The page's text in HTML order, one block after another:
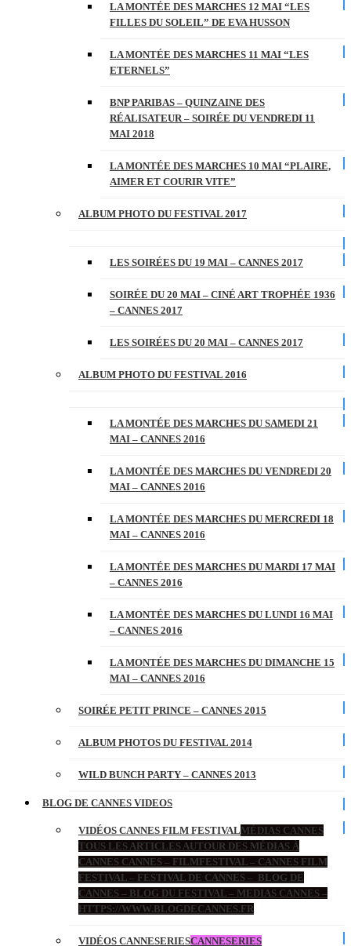
LA MONTÉE DES MARCHES 12 MAI “LES
FILLES DU SOLEIL” DE EVA HUSSON
LA MONTÉE DES MARCHES 11 MAI “LES
ETERNELS”
BNP PARIBAS – QUINZAINE DES
RÉALISATEUR – SOIRÉE DU VENDREDI 11
MAI 2018
LA MONTÉE DES MARCHES 10 MAI “PLAIRE,
AIMER ET COURIR VITE”
ALBUM PHOTO DU FESTIVAL 2017
LES SOIRÉES DU 19 MAI – CANNES 2017
SOIRÉE DU 20 MAI – CINÉ ART TROPHÉE 1936
– CANNES 2017
LES SOIRÉES DU 20 MAI – CANNES 2017
ALBUM PHOTO DU FESTIVAL 2016
LA MONTÉE DES MARCHES DU SAMEDI 21
MAI – CANNES 2016
LA MONTÉE DES MARCHES DU VENDREDI 20
MAI – CANNES 2016
LA MONTÉE DES MARCHES DU MERCREDI 18
MAI – CANNES 2016
LA MONTÉE DES MARCHES DU MARDI 17 MAI
– CANNES 2016
LA MONTÉE DES MARCHES DU LUNDI 16 MAI
– CANNES 2016
LA MONTÉE DES MARCHES DU DIMANCHE 15
MAI – CANNES 2016
SOIRÉE PETIT PRINCE – CANNES 2015
ALBUM PHOTOS DU FESTIVAL 2014
WILD BUNCH PARTY – CANNES 2013
BLOG DE CANNES VIDEOS
VIDÉOS CANNES FILM FESTIVALMÉDIAS CANNES
TOUS LES ARTICLES AUTOUR DES MÉDIAS À
CANNES CANNES – FILMFESTIVAL – CANNES FILM
FESTIVAL – FESTIVAL DE CANNES – BLOG DE
CANNES – BLOG DU FESTIVAL – MEDIAS CANNES –
HTTPS://WWW.BLOGDECANNES.FR
VIDÉOS CANNESERIESCANNESERIES